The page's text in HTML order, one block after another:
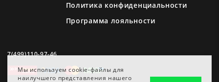
Мы используем cookie-файлы для
наилучшего представления нашего
Политика конфиденциальности
Программа лояльности
7(499)110-97-46